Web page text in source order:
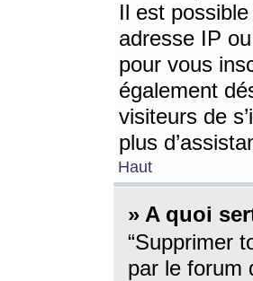
Il est
adresse IP
pour vous
également
visiteurs de
plus
Haut
» A quoi
“Supprimer
par le forum